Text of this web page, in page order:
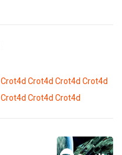
Crot4d Crot4d Crot4d Crot4d
Crot4d Crot4d Crot4d